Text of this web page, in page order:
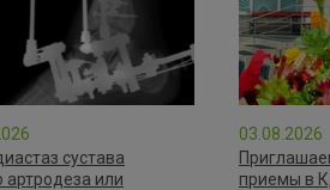
сустава
артродеза или
03.08.2026
приемы в